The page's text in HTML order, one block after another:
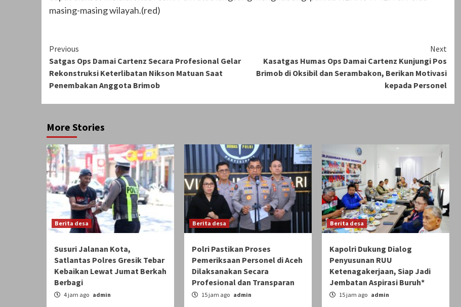
masing-masing wilayah.(red)
Continue
Reading
Previous
Satgas Ops Damai Cartenz Secara Profesional Gelar
Rekonstruksi Keterlibatan Nikson Matuan Saat
Penembakan Anggota Brimob
Next
Kasatgas Humas Ops Damai Cartenz Kunjungi Pos
Brimob di Oksibil dan Serambakon, Berikan Motivasi
kepada Personel
More Stories
Berita desa
Susuri Jalanan Kota,
Satlantas Polres Gresik Tebar
Kebaikan Lewat Jumat Berkah
Berbagi
4 jam ago admin
Berita desa
Polri Pastikan Proses
Pemeriksaan Personel di Aceh
Dilaksanakan Secara
Profesional dan Transparan
15 jam ago admin
Berita desa
Kapolri Dukung Dialog
Penyusunan RUU
Ketenagakerjaan, Siap Jadi
Jembatan Aspirasi Buruh*
15 jam ago admin